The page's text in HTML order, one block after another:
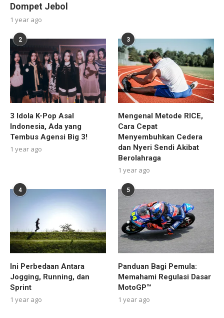
Dompet Jebol
1 year ago
2
3 Idola K-Pop Asal
Indonesia, Ada yang
Tembus Agensi Big 3!
1 year ago
3
Mengenal Metode RICE,
Cara Cepat
Menyembuhkan Cedera
dan Nyeri Sendi Akibat
Berolahraga
1 year ago
4
Ini Perbedaan Antara
Jogging, Running, dan
Sprint
1 year ago
5
Panduan Bagi Pemula:
Memahami Regulasi Dasar
MotoGP™
1 year ago